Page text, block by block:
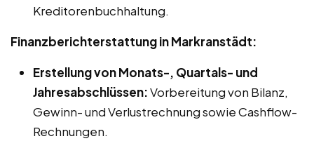
Kreditorenbuchhaltung.
Finanzberichterstattung in Markranstädt:
Erstellung von Monats-, Quartals- und
Jahresabschlüssen:Vorbereitung von Bilanz,
Gewinn- und Verlustrechnung sowie Cashflow-
Rechnungen.